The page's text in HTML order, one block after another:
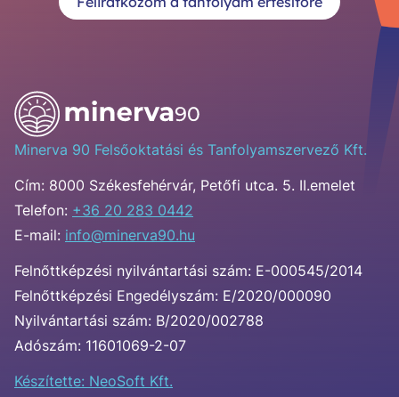
Minerva 90 Felsőoktatási és Tanfolyamszervező Kft.
Cím: 8000 Székesfehérvár, Petőfi utca. 5. II.emelet
Telefon: +36 20 283 0442
E-mail: info@minerva90.hu
Felnőttképzési nyilvántartási szám: E-000545/2014
Felnőttképzési Engedélyszám: E/2020/000090
Nyilvántartási szám: B/2020/002788
Adószám: 11601069-2-07
Készítette: NeoSoft Kft.